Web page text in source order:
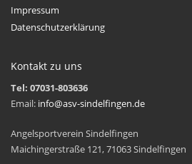
Impressum
Datenschutzerklärung
Kontakt zu uns
Tel: 07031-803636
Email: info@asv-sindelfingen.de
Angelsportverein Sindelfingen
Maichingerstraße 121, 71063 Sindelfingen